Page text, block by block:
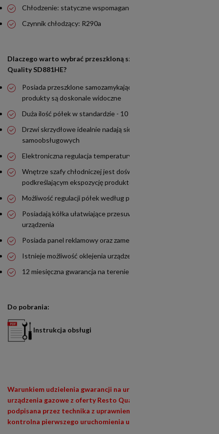
Chłodzenie: statyczne wspomagane wentylatorem
Czynnik chłodzący: R290a
Dlaczego warto wybrać przeszkloną szafę chłodniczą Resto
Quality SD881HE?
Posiada przeszklone samozamykające drzwi, dzięki którym
produkty są doskonale widoczne
Duża ilość półek w standardzie - 10 sztuk
Drzwi skrzydłowe idealnie nadają się do punktów
samoobsługowych
Elektroniczna regulacja temperatury
Wnętrze szafy chłodniczej jest doświetlone oświetleniem LED,
podkreślającym ekspozycję produktów
Możliwość regulacji półek według potrzeb
Posiadają kółka ułatwiające przesuwanie lub transport
urządzenia
Posiada panel reklamowy oraz zamek
Istnieje możliwość oklejenia urządzenia za dodatkową opłatą
12 miesięczna gwarancja na terenie całej Polski
Do pobrania:
Instrukcja obsługi
Warunkiem udzielenia gwarancji na urządzenia siłowe (400V) i
urządzenia gazowe z oferty Resto Quality jest wypełniona i
podpisana przez technika z uprawnieniami (E1,E3) lista
kontrolna pierwszego uruchomienia urządzenia